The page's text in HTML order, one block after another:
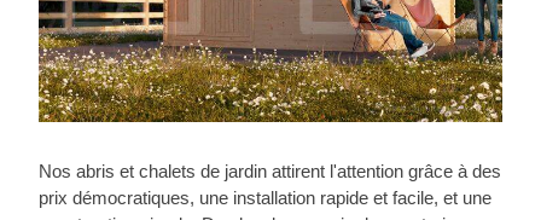
Nos abris et chalets de jardin attirent l'attention grâce à des
prix démocratiques, une installation rapide et facile, et une